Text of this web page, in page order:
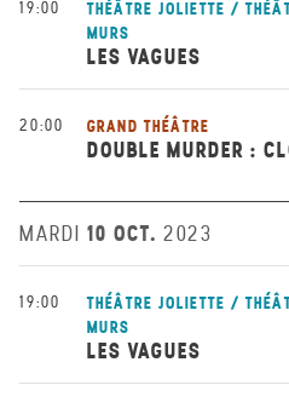
19:00
THÉÂTRE JOLIETTE /
MURS
LES VAGUES
20:00 GRAND THÉÂTRE
DOUBLE MURDER :
MARDI 10 OCT. 2023
19:00
THÉÂTRE JOLIETTE /
MURS
LES VAGUES